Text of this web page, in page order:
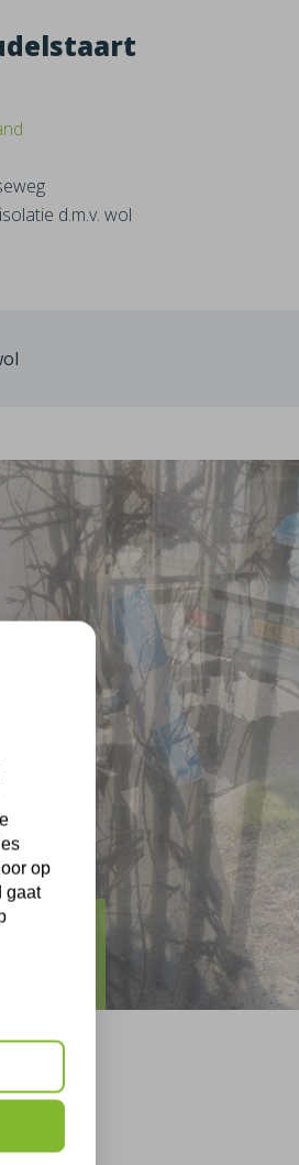
d.m.v. wol
op
gaat